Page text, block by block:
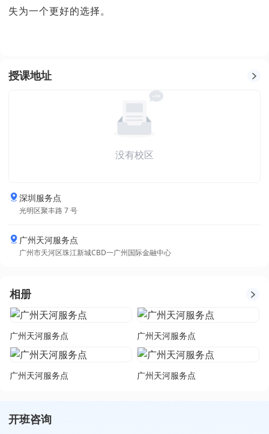
失为一个更好的选择。
授课地址
没有校区
深圳服务点
光明区聚丰路 7 号
广州天河服务点
广州市天河区珠江新城CBD一广州国际金融中心
相册
广州天河服务点 广州天河服务点
广州天河服务点 广州天河服务点
开班咨询